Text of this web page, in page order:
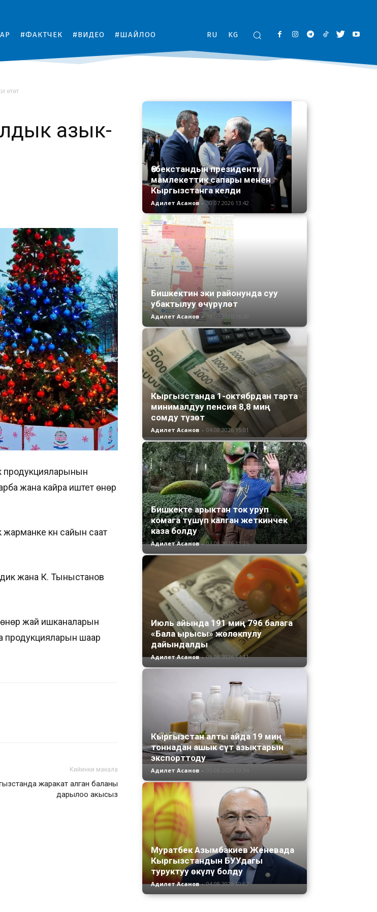
#ФАКТЧЕК #ВИДЕО #ШАЙЛОО RU KG
өтөт
азык-
продукцияларынын
жана кайра иштетүү өнөр
күн сайын саат
жана К. Тыныстанов
жай ишканаларын
продукцияларын шаар
Кийинки макала
жаракат алган баланы
дарылоо акысыз
Өзбекстандын президенти
мамлекеттик сапары менен
Кыргызстанга келди
Адилет Асанов - 30.07.2026 13:42
Бишкектин эки районунда суу
убактылуу өчүрүлөт
Адилет Асанов - 31.07.2026 16:30
Кыргызстанда 1-октябрдан тарта
минималдуу пенсия 8,8 миң
сомду түзөт
Адилет Асанов - 04.08.2026 15:01
Бишкекте арыктан ток уруп
комага түшүп калган жеткинчек
каза болду
Адилет Асанов - 03.08.2026 11:25
Июль айында 191 миң 796 балага
«Бала ырысы» жөлөкпулу
дайындалды
Адилет Асанов - 05.08.2026 14:11
Кыргызстан алты айда 19 миң
тоннадан ашык сүт азыктарын
экспорттоду
Адилет Асанов -
Муратбек Азымбакиев Женевада
Кыргызстандын БУУдагы
туруктуу өкүлү болду
Адилет Асанов - 04.08.2026 10:07